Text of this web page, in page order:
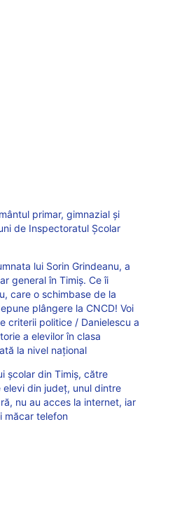
primar, gimnazial și
de Inspectoratul Școlar
lui Sorin Grindeanu, a
general în Timiș. Ce îi
care o schimbase de la
plângere la CNCD! Voi
criterii politice / Danielescu a
a elevilor în clasa
la nivel național
școlar din Timiș, către
din județ, unul dintre
nu au acces la internet, iar
măcar telefon